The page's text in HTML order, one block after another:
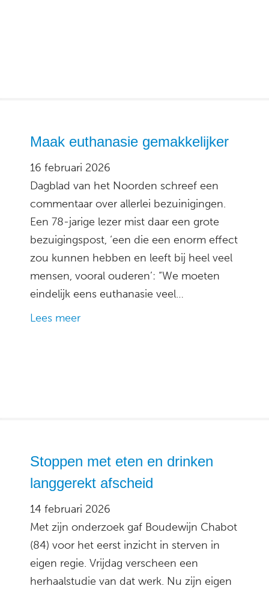
Maak euthanasie gemakkelijker
16 februari 2026
Dagblad van het Noorden schreef een
commentaar over allerlei bezuinigingen.
Een 78-jarige lezer mist daar een grote
bezuigingspost, ‘een die een enorm effect
zou kunnen hebben en leeft bij heel veel
mensen, vooral ouderen’: “We moeten
eindelijk eens euthanasie veel…
Lees meer
Stoppen met eten en drinken
langgerekt afscheid
14 februari 2026
Met zijn onderzoek gaf Boudewijn Chabot
(84) voor het eerst inzicht in sterven in
eigen regie. Vrijdag verscheen een
herhaalstudie van dat werk. Nu zijn eigen